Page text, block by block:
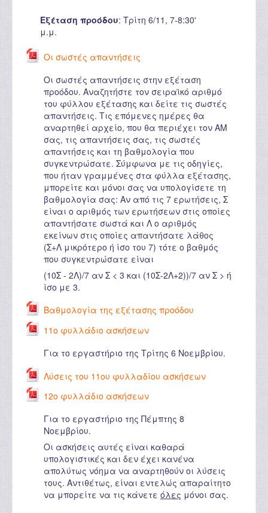
Εξέταση προόδου: Τρίτη 6/11, 7-8:30'
μ.μ.
Οι σωστές απαντήσεις
Οι σωστές απαντήσεις στην εξέταση
προόδου. Αναζητήστε τον σειραϊκό αριθμό
του φύλλου εξέτασης και δείτε τις σωστές
απαντήσεις. Τις επόμενες ημέρες θα
αναρτηθεί αρχείο, που θα περιέχει τον ΑΜ
σας, τις απαντήσεις σας, τις σωστές
απαντήσεις και τη βαθμολογία που
συγκεντρώσατε. Σύμφωνα με τις οδηγίες,
που ήταν γραμμένες στα φύλλα εξέτασης,
μπορείτε και μόνοι σας να υπολογίσετε τη
βαθμολογία σας: Αν από τις 7 ερωτήσεις, Σ
είναι ο αριθμός των ερωτήσεων στις οποίες
απαντήσατε σωστά και Λ ο αριθμός
εκείνων στις οποίες απαντήσατε λάθος
(Σ+Λ μικρότερο ή ίσο του 7) τότε ο βαθμός
που συγκεντρώσατε είναι
(10Σ - 2Λ)/7 αν Σ < 3 και (10Σ-2Λ+2))/7 αν Σ > ή
ίσο με 3.
Βαθμολογία της εξέτασης προόδου
11ο φυλλάδιο ασκήσεων
Για το εργαστήριο της Τρίτης 6 Νοεμβρίου.
Λύσεις του 11ου φυλλαδίου ασκήσεων
12ο φυλλάδιο ασκήσεων
Για το εργαστήριο της Πέμπτης 8
Νοεμβρίου.
Οι ασκήσεις αυτές είναι καθαρά
υπολογιστικές και δεν έχει κανένα
απολύτως νόημα να αναρτηθούν οι λύσεις
τους. Αντιθέτως, είναι εντελώς απαραίτητο
να μπορείτε να τις κάνετε όλες μόνοι σας.